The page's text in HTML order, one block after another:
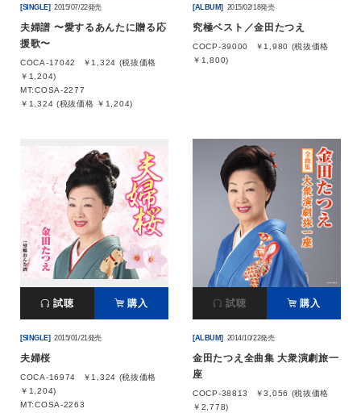
[SINGLE] 2015/07/22発売
夫婦譜 〜愛するあんたに贈る応
援歌〜
COCA-17042
￥1,324 (税抜価格
￥1,204)
MT:COSA-2277
￥1,324 (税抜価格 ￥1,204)
[ALBUM] 2015/02/18発売
究極ベスト／金田たつえ
COCP-39000
￥1,980 (税抜価格
￥1,800)
試聴 購入
[SINGLE] 2015/01/21発売
夫婦桜
COCA-16974
￥1,324 (税抜価格
￥1,204)
MT:COSA-2263
試聴 購入
[ALBUM] 2014/10/22発売
金田たつえ全曲集 大衆演劇旅一
座
COCP-38813
￥3,056 (税抜価格
￥2,778)